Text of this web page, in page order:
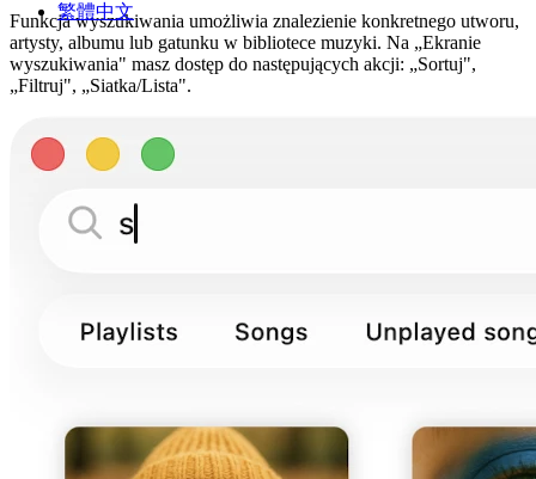
繁體中文
Funkcja wyszukiwania umożliwia znalezienie konkretnego utworu,
artysty, albumu lub gatunku w bibliotece muzyki. Na „Ekranie
wyszukiwania" masz dostęp do następujących akcji: „Sortuj",
„Filtruj", „Siatka/Lista".